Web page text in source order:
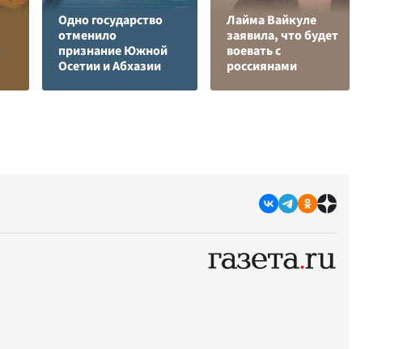
Одно государство
отменило
признание Южной
Осетии и Абхазии
Лайма Вайкуле
заявила, что будет
воевать с
россиянами